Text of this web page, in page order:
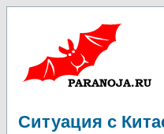
Ситуация с